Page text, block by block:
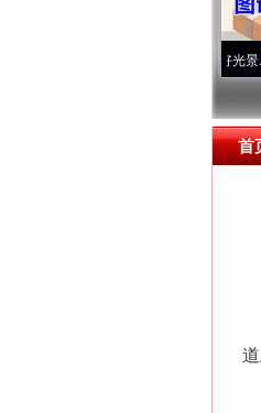
·[视频]因
首